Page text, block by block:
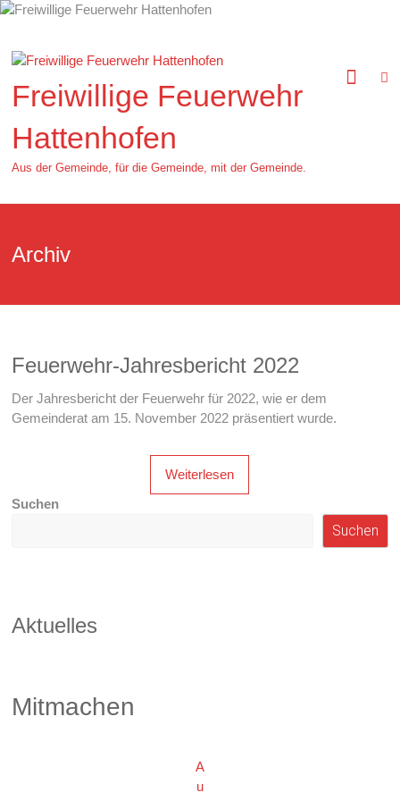
Zum
springen
Freiwillige Feuerwehr
Hattenhofen
Aus der Gemeinde, für die Gemeinde, mit der Gemeinde.
Archiv
Feuerwehr-Jahresbericht 2022
Der Jahresbericht der Feuerwehr für 2022, wie er dem
Gemeinderat am 15. November 2022 präsentiert wurde.
Weiterlesen
Suchen
Suchen
Aktuelles
Mitmachen
A
u